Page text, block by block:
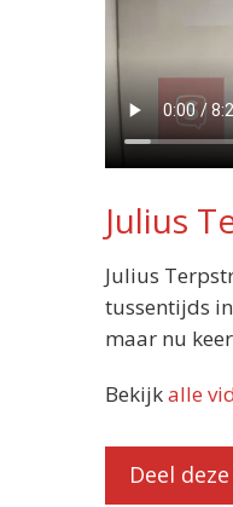
Julius
Julius
tussentijds
maar nu
Bekijkalle
Deel